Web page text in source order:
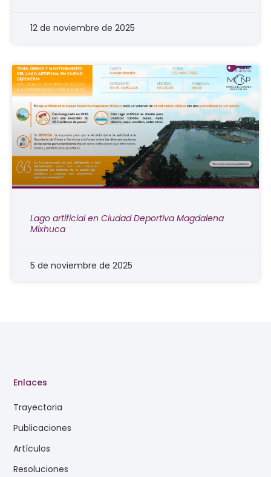
12 de noviembre de 2025
Lago artificial en Ciudad Deportiva Magdalena
Mixhuca
5 de noviembre de 2025
Enlaces
Trayectoria
Publicaciones
Artículos
Resoluciones